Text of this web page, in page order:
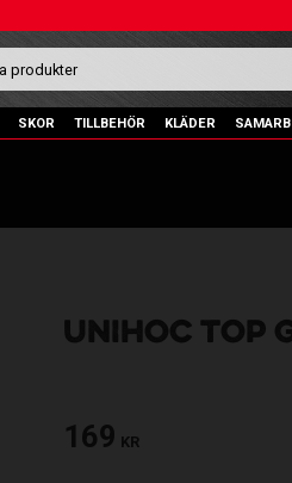
SKOR TILLBEHÖR KLÄDER
UNIHOC TOP
169 KR